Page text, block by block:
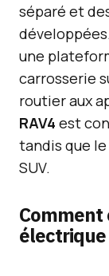
séparé et
une
carrosserie
routier aux
RAV4 est
tandis que le
SUV.